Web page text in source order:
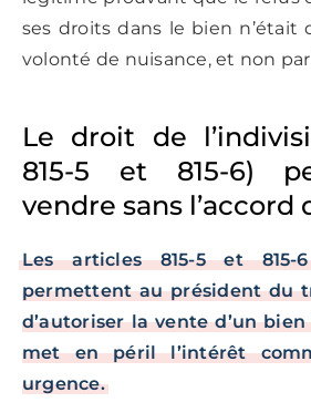
ses droits dans le bien n’était
volonté de nuisance, et non
Le droit de
815-5 et 815-6)
vendre sans l’accord
Les articles 815-5 et
permettent au président du
d’autoriser la vente d’un
met en péril l’intérêt
urgence.